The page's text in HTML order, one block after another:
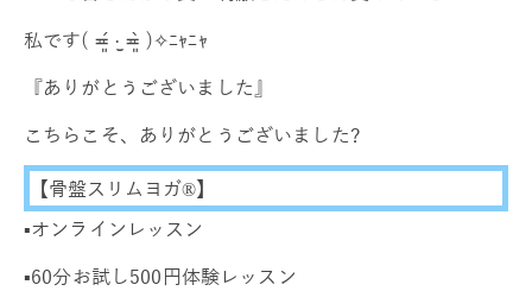
私です( ≖͈́ ·̫̮ ≖͈̀ )✧︎ﾆｬﾆｬ
『ありがとうございました』
こちらこそ、ありがとうございました?
【骨盤スリムヨガ®】
▪️オンラインレッスン
▪️60分お試し500円体験レッスン